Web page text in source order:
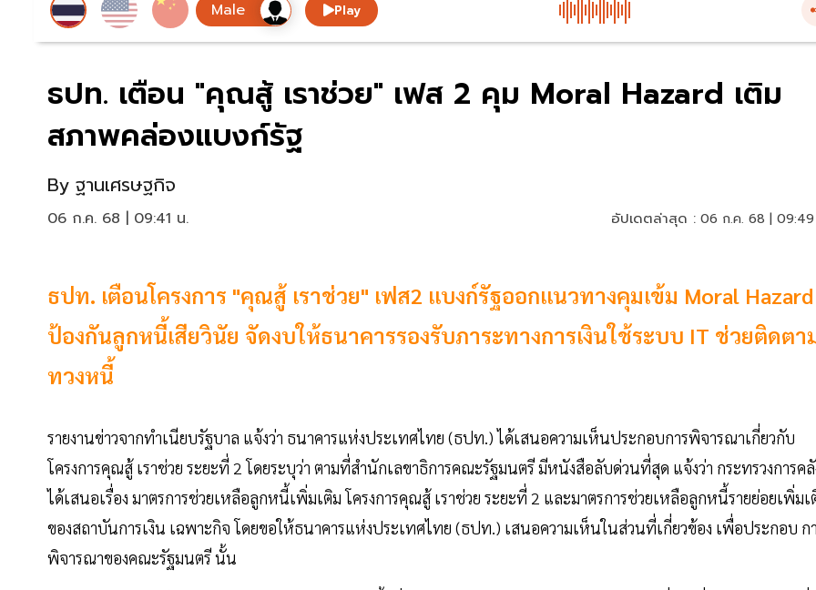
Play
ธปท. เตือน "คุณสู้ เราช่วย" เฟส 2 คุม Moral Hazard เติม
สภาพคล่องแบงก์รัฐ
By ฐานเศรษฐกิจ
06 ก.ค. 68 | 09:41 น. อัปเดตล่าสุด : 06 ก.ค. 68 |
ธปท. เตือนโครงการ "คุณสู้ เราช่วย" เฟส2 แบงก์รัฐออกแนวทางคุมเข้ม Moral Hazard
ป้องกันลูกหนี้เสียวินัย จัดงบให้ธนาคารรองรับภาระทางการเงินใช้ระบบ IT ช่วยติดตา
ทวงหนี้
รายงานข่าวจากทำเนียบรัฐบาล แจ้งว่า ธนาคารแห่งประเทศไทย (ธปท.) ได้เสนอความเห็นประกอบการพิจารณาเกี่ยวกับ
โครงการคุณสู้ เราช่วย ระยะที่ 2 โดยระบุว่า ตามที่สำนักเลขาธิการคณะรัฐมนตรี มีหนังสือลับด่วนที่สุด แจ้งว่า กระทรวงการค
ได้เสนอเรื่อง มาตรการช่วยเหลือลูกหนี้เพิ่มเติม โครงการคุณสู้ เราช่วย ระยะที่ 2 และมาตรการช่วยเหลือลูกหนี้รายย่อยเพิ่มเ
ของสถาบันการเงิน เฉพาะกิจ โดยขอให้ธนาคารแห่งประเทศไทย (ธปท.) เสนอความเห็นในส่วนที่เกี่ยวข้อง เพื่อประกอบ ก
พิจารณาของคณะรัฐมนตรี นั้น